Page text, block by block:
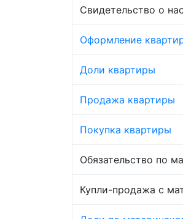
Свидетельство о
Оформление
Доли квартиры
Продажа квартиры
Покупка квартиры
Обязательство по
Купли-продажа с